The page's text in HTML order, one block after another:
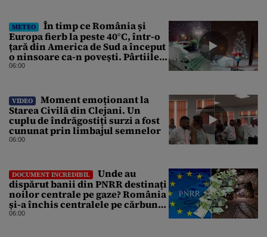
METEO
În timp ce România și
Europa fierb la peste 40°C, într-o
țară din America de Sud a început
o ninsoare ca-n povești. Pârtiile
s-au umplut de schiori
06:00
VIDEO
Moment emoționant la
Starea Civilă din Clejani. Un
cuplu de îndrăgostiți surzi a fost
cununat prin limbajul semnelor
06:00
DOCUMENT INCREDIBIL
Unde au
dispărut banii din PNRR destinați
noilor centrale pe gaze? România
și-a închis centralele pe cărbune
în ritm galopant, dar nu a pus
06:00